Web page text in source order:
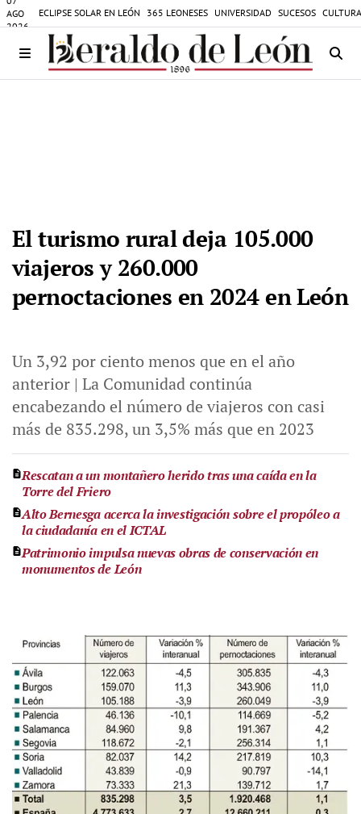
AGO
2026
ECLIPSE SOLAR EN LEÓN 365 LEONESES UNIVERSIDAD SUCESOS
El turismo rural deja 105.000
viajeros y 260.000
pernoctaciones en 2024 en León
Un 3,92 por ciento menos que en el año
anterior | La Comunidad continúa
encabezando el número de viajeros con casi
más de 835.298, un 3,5% más que en 2023
Rescatan a un montañero herido tras una caída en la
Torre del Friero
Alto Bernesga acerca la investigación sobre el propóleo a
la ciudadanía en el ICTAL
Patrimonio impulsa nuevas obras de conservación en
monumentos de León